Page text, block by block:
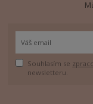
Souhlasím se
newsletteru.